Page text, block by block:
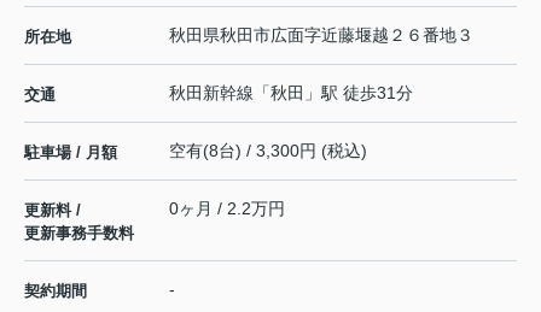
所在地 秋田県秋田市広面字近藤堰越２６番地３
交通 秋田新幹線 「秋田 」駅 徒歩31分
駐車場 / 月額 空有(8台) / 3,300円 (税込)
更新料 /
更新事務手数料
0ヶ月 / 2.2万円
契約期間 -